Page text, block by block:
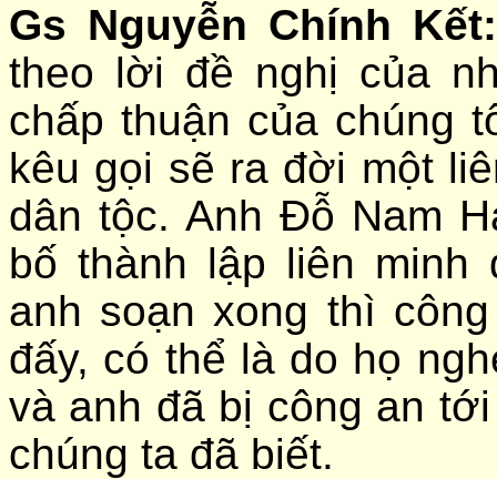
Gs Nguyễn Chính
theo lời đề nghị của
chấp thuận của chúng
kêu gọi sẽ ra đời một
dân tộc. Anh Đỗ Nam
bố thành lập liên
anh soạn xong thì
đấy, có thể là do họ
và anh đã bị công an
chúng ta đã biết.